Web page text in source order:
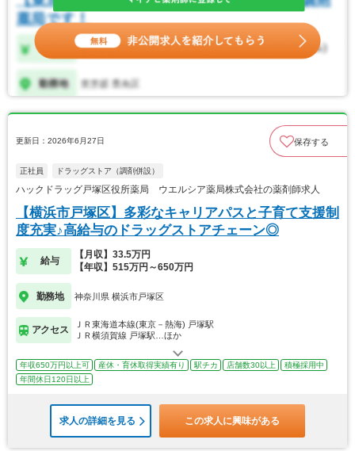
更新日：2026年6月27日 保存する
正社員 ドラッグストア（調剤併設）
ハックドラッグ戸塚区役所薬局 ウエルシア薬局株式会社の薬剤師求人
【横浜市戸塚区】多彩なキャリアパスと子育て支援制
度充実♪高給与のドラッグストアチェーン◎
給与
【月収】33.5万円
【年収】515万円～650万円
勤務地 神奈川県 横浜市戸塚区
アクセス
ＪＲ東海道本線(東京－熱海) 戸塚駅
ＪＲ横須賀線 戸塚駅…ほか
年収650万円以上可 産休・育休取得実績有り 駅チカ 店舗数30以上
積極採用中
年間休日120日以上
求人の詳細を見る この求人に興味がある